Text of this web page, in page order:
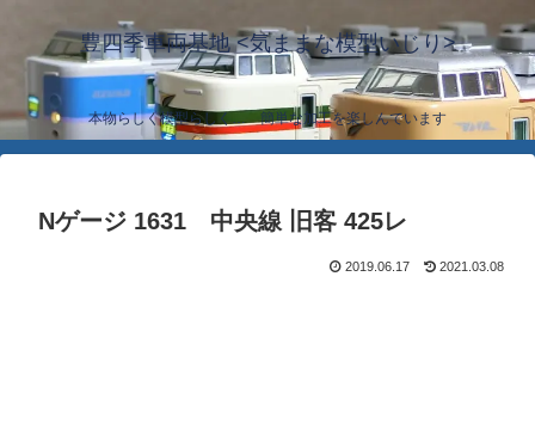
豊四季車両基地 <気ままな模型いじり>
本物らしく模型らしく… 簡単な加工を楽しんでいます
Nゲージ 1631 中央線 旧客 425レ
2019.06.17 2021.03.08